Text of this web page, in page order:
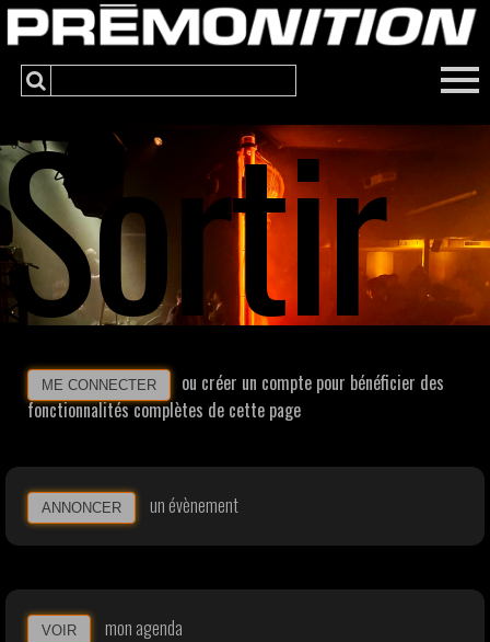
Sortir
ME CONNECTER
ou créer un compte pour bénéficier des
fonctionnalités complètes de cette page
ANNONCER un évènement
VOIR mon agenda